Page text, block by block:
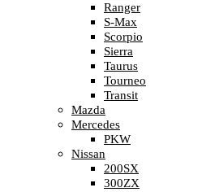
Ranger
S-Max
Scorpio
Sierra
Taurus
Tourneo
Transit
Mazda
Mercedes
PKW
Nissan
200SX
300ZX